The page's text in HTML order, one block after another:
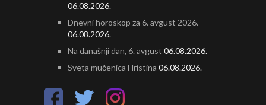
06.08.2026.
Dnevni horoskop za 6. avgust 2026.
06.08.2026.
Na današnji dan, 6. avgust 06.08.2026.
Sveta mučenica Hristina 06.08.2026.